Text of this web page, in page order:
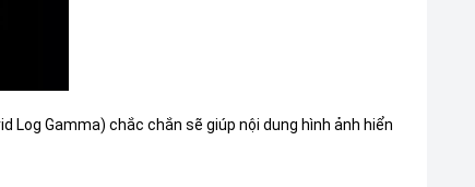
Log Gamma) chắc chắn sẽ giúp nội dung hình ảnh hiển